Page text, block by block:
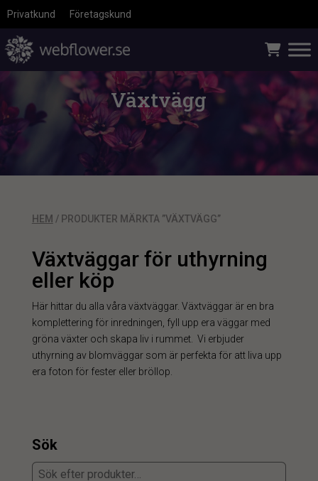
Privatkund Företagskund
Växtvägg
HEM / PRODUKTER MÄRKTA ”VÄXTVÄGG”
Växtväggar för uthyrning
eller köp
Här hittar du alla våra växtväggar. Växtväggar är en bra
komplettering för inredningen, fyll upp era väggar med
gröna växter och skapa liv i rummet. Vi erbjuder
uthyrning av blomväggar som är perfekta för att liva upp
era foton för fester eller bröllop.
Sök